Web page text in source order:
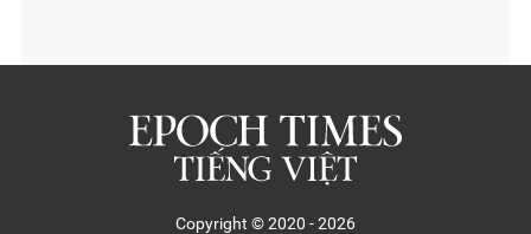
Copyright © 2020 - 2026